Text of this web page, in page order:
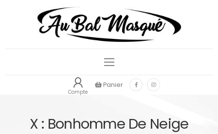
Compte
Panier
X : Bonhomme De Neige